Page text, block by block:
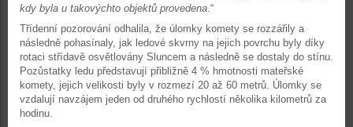
kdy byla u takovýchto objektů provedena.“
Třídenní pozorování odhalila, že úlomky komety se rozzářily a
následně pohasínaly, jak ledové skvrny na jejich povrchu byly díky
rotaci střídavě osvětlovány Sluncem a následně se dostaly do stínu.
Pozůstatky ledu představují přibližně 4 % hmotnosti mateřské
komety, jejich velikosti byly v rozmezí 20 až 60 metrů. Úlomky se
vzdalují navzájem jeden od druhého rychlostí několika kilometrů za
hodinu.